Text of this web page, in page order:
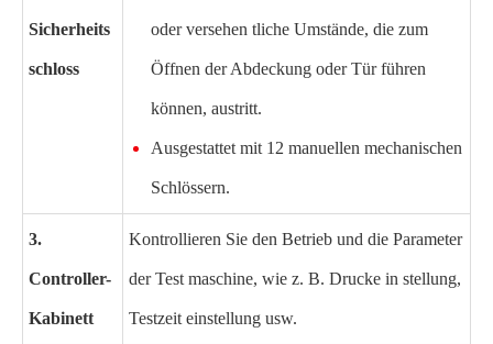
Sicherheits
schloss
oder versehen tliche Umstände, die zum
Öffnen der Abdeckung oder Tür führen
können, austritt.
Ausgestattet mit 12 manuellen mechanischen
Schlössern.
3.
Controller-
Kabinett
Kontrollieren Sie den Betrieb und die Parameter
der Test maschine, wie z. B. Drucke in stellung,
Testzeit einstellung usw.